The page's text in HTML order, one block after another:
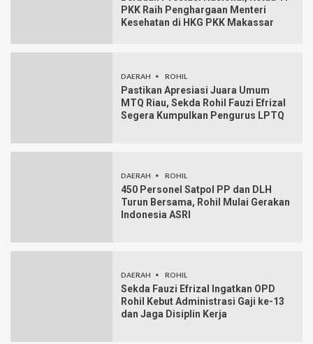
PKK Raih Penghargaan Menteri
Kesehatan di HKG PKK Makassar
DAERAH ROHIL
Pastikan Apresiasi Juara Umum
MTQ Riau, Sekda Rohil Fauzi Efrizal
Segera Kumpulkan Pengurus LPTQ
DAERAH ROHIL
450 Personel Satpol PP dan DLH
Turun Bersama, Rohil Mulai Gerakan
Indonesia ASRI
DAERAH ROHIL
Sekda Fauzi Efrizal Ingatkan OPD
Rohil Kebut Administrasi Gaji ke-13
dan Jaga Disiplin Kerja